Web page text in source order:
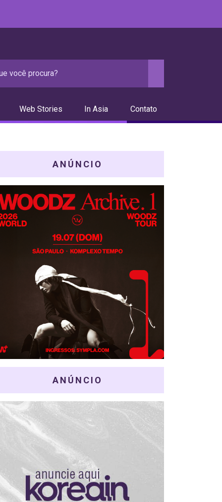
Web Stories In Asia Contato
ANÚNCIO
ANÚNCIO